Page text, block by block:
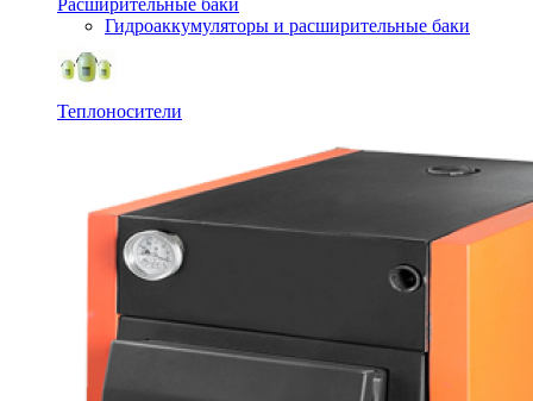
Гидроаккумуляторы и расширительные баки
Теплоносители